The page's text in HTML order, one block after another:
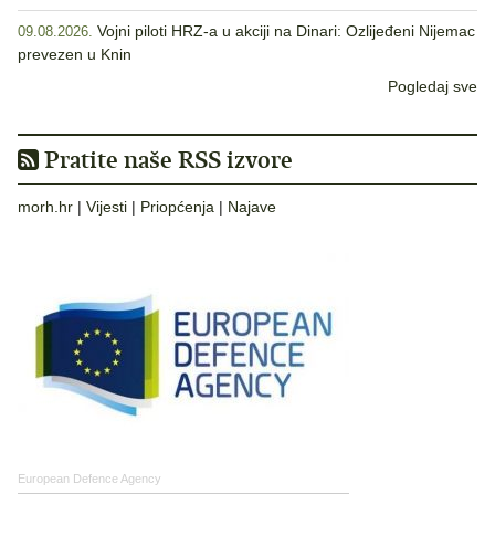
09.08.2026. Vojni piloti HRZ-a u akciji na Dinari: Ozlijeđeni Nijemac
prevezen u Knin
Pogledaj sve
Pratite naše RSS izvore
morh.hr | Vijesti | Priopćenja | Najave
European Defence Agency